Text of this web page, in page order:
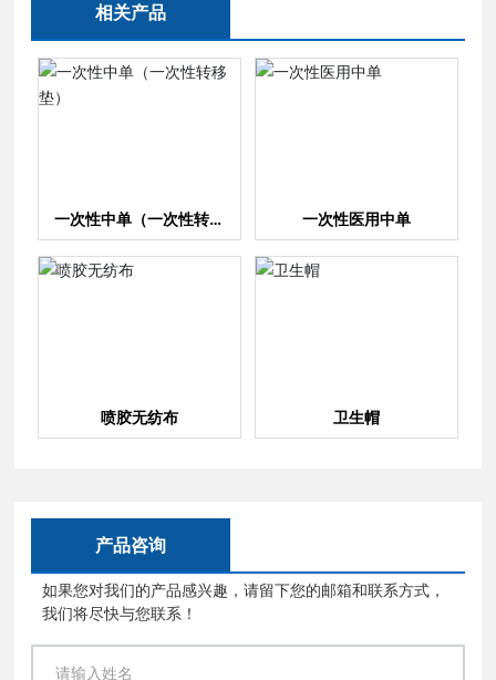
相关产品
一次性中单（一次性转移
垫）
一次性医用中单
喷胶无纺布 卫生帽
产品咨询
如果您对我们的产品感兴趣，请留下您的邮箱和联系方式，
我们将尽快与您联系！